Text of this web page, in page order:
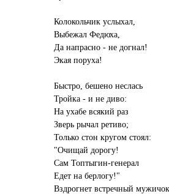
Колокольчик услыхал,
Выбежал Федюха,
Да напрасно - не догнал!
Экая поруха!
Быстро, бешено неслась
Тройка - и не диво:
На ухабе всякий раз
Зверь рычал ретиво;
Только стон кругом стоял:
"Очищай дорогу!
Сам Топтыгин-генерал
Едет на берлогу!"
Вздрогнет встречный мужичок,